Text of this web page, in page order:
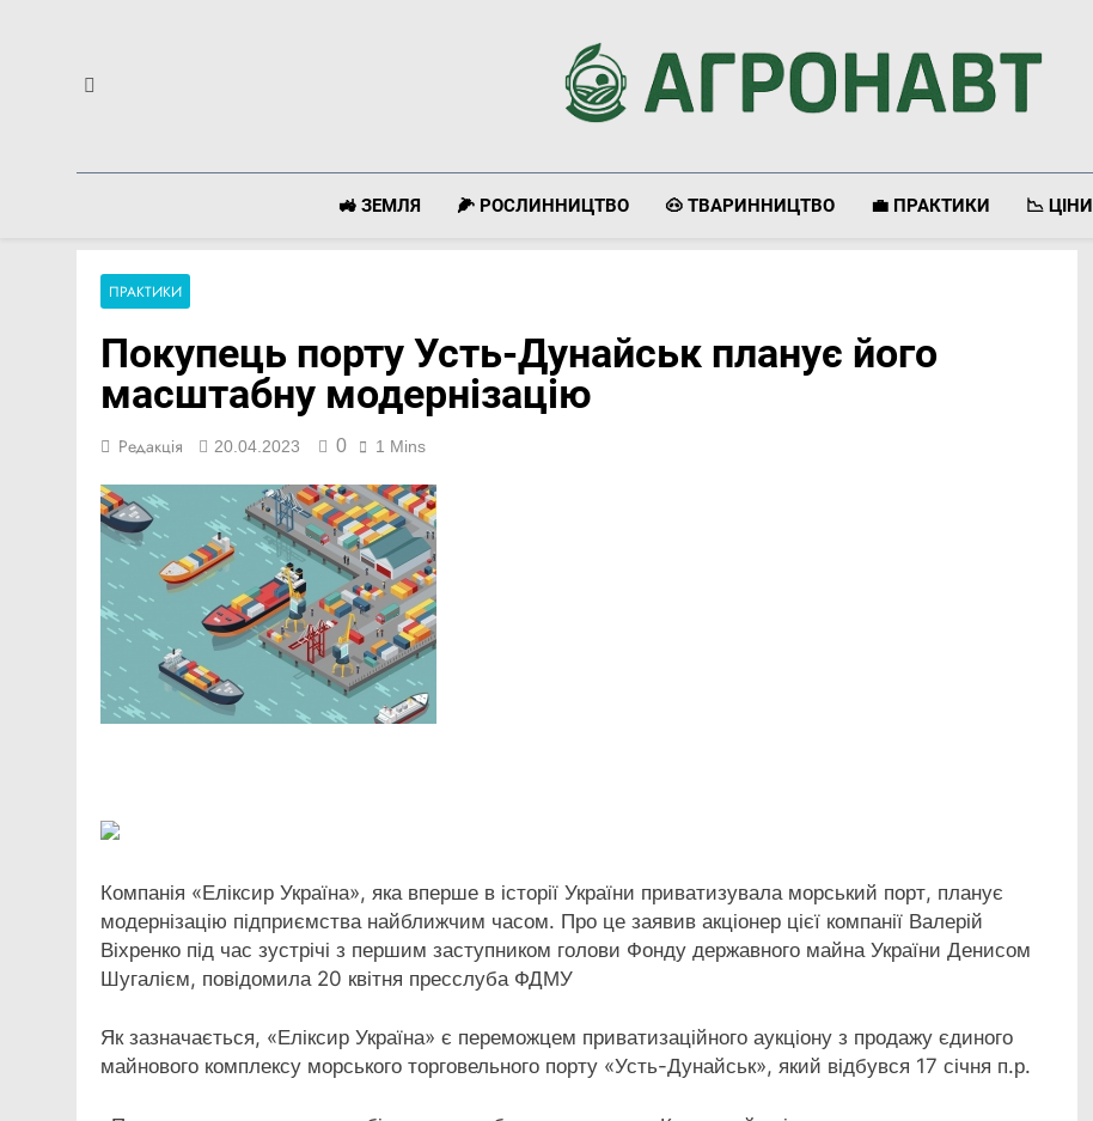
Агронавт
🚜 ЗЕМЛЯ 🌽 РОСЛИННИЦТВО 🐽 ТВАРИННИЦТВО 💼 ПРАКТИКИ 📉 ЦІНИ
ПРАКТИКИ
Покупець порту Усть-Дунайськ планує його
масштабну модернізацію
Редакція 20.04.2023 0 1 Mins
Компанія «‎Еліксир Україна»‎, яка вперше в історії України приватизувала морський порт, планує
модернізацію підприємства найближчим часом. Про це заявив акціонер цієї компанії Валерій
Віхренко під час зустрічі з першим заступником голови Фонду державного майна України Денисом
Шугалієм, повідомила 20 квітня пресслуба ФДМУ
Як зазначається, «‎Еліксир Україна»‎ є переможцем приватизаційного аукціону з продажу єдиного
майнового комплексу морського торговельного порту «Усть-Дунайськ», який відбувся 17 січня п.р.